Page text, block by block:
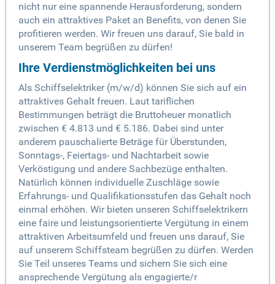
nicht nur eine spannende Herausforderung, sondern
auch ein attraktives Paket an Benefits, von denen Sie
profitieren werden. Wir freuen uns darauf, Sie bald in
unserem Team begrüßen zu dürfen!
Ihre Verdienstmöglichkeiten bei uns
Als Schiffselektriker (m/w/d) können Sie sich auf ein
attraktives Gehalt freuen. Laut tariflichen
Bestimmungen beträgt die Bruttoheuer monatlich
zwischen € 4.813 und € 5.186. Dabei sind unter
anderem pauschalierte Beträge für Überstunden,
Sonntags-, Feiertags- und Nachtarbeit sowie
Verköstigung und andere Sachbezüge enthalten.
Natürlich können individuelle Zuschläge sowie
Erfahrungs- und Qualifikationsstufen das Gehalt noch
einmal erhöhen. Wir bieten unseren Schiffselektrikern
eine faire und leistungsorientierte Vergütung in einem
attraktiven Arbeitsumfeld und freuen uns darauf, Sie
auf unserem Schiffsteam begrüßen zu dürfen. Werden
Sie Teil unseres Teams und sichern Sie sich eine
ansprechende Vergütung als engagierte/r